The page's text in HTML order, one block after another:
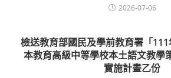
2026-07-06
檢送教育部國民及學前教育署「
本教育高級中等學校本土語文教學
實施計畫乙份